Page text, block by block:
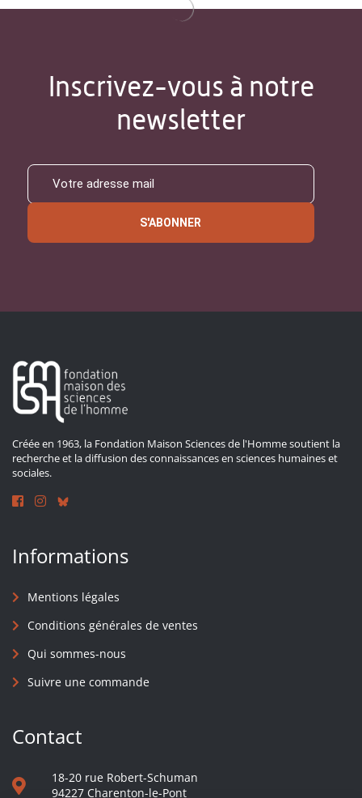
Inscrivez-vous à notre
newsletter
S'ABONNER
Créée en 1963, la Fondation Maison Sciences de l'Homme soutient la
recherche et la diffusion des connaissances en sciences humaines et
sociales.
Informations
Mentions légales
Conditions générales de ventes
Qui sommes-nous
Suivre une commande
Contact
18-20 rue Robert-Schuman
94227 Charenton-le-Pont